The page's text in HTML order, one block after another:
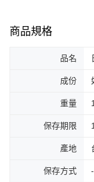
商品規格
品名
成份
重量
保存期限
產地
保存方式